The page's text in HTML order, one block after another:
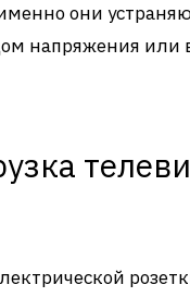
они
напряжения или